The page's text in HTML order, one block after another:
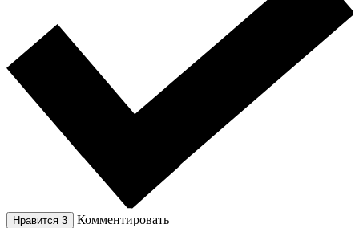
Нравится 3 Комментировать